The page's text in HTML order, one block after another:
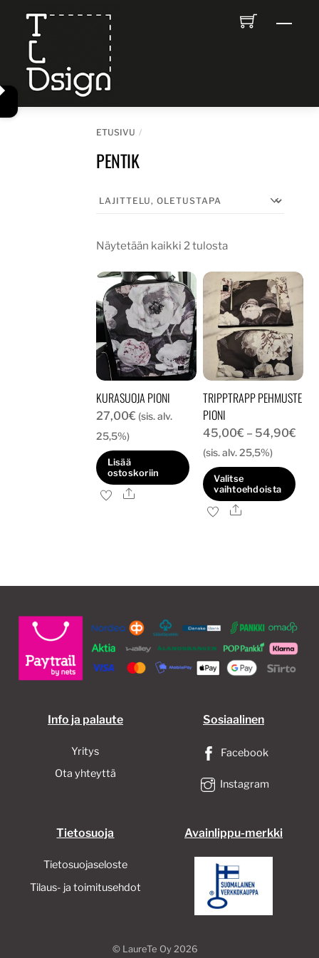
content
ETUSIVU
PENTIK
Näytetään kaikki 2 tulosta
KURASUOJA PIONI
27,00€ (sis. alv.
25,5%)
Lisää
ostoskoriin
Ale
TRIPPTRAPP PEHMUSTE
PIONI
45,00€ – 54,90€
(sis. alv. 25,5%)
Valitse
vaihtoehdoista
Tällä
muunnelma.
tehdä
valinnat
tuotteen
Ale
Info ja palaute
Yritys
Ota yhteyttä
Sosiaalinen
Facebook
Instagram
Tietosuoja
Tietosuojaseloste
Tilaus- ja toimitusehdot
Avainlippu-merkki
© LaureTe Oy2026